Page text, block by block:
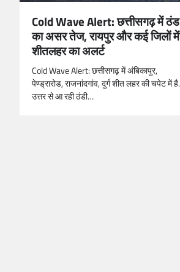
Cold Wave Alert: छत्तीसगढ़ में ठंड
का असर तेज, रायपुर और कई जिलों में
शीतलहर का अलर्ट
Cold Wave Alert: छत्तीसगढ़ में अंबिकापुर,
पेण्ड्रारोड, राजनांदगांव, दुर्ग शीत लहर की चपेट में है.
उत्तर से आ रही ठंडी…